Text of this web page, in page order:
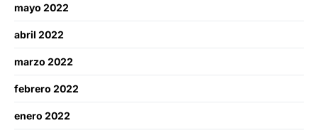
mayo 2022
abril 2022
marzo 2022
febrero 2022
enero 2022